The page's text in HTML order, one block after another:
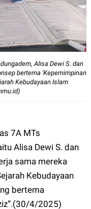
Alisa Dewi S. dan
bertema 'Kepemimpinan
Kebudayaan Islam
7A MTs
Alisa Dewi S. dan
sama mereka
Kebudayaan
bertema
4/2025)